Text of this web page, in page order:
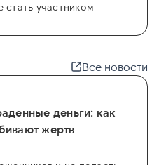
участником
Все новости
деньги: как
жертв